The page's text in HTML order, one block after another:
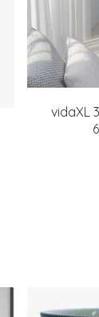
vidaXL